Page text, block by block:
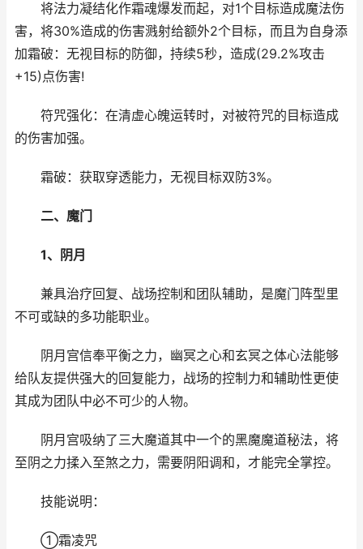
将法力凝结化作霜魂爆发而起，对1个目标造成魔法伤
害，将30%造成的伤害溅射给额外2个目标，而且为自身添
加霜破：无视目标的防御，持续5秒，造成(29.2%攻击
+15)点伤害!
符咒强化：在清虚心魄运转时，对被符咒的目标造成
的伤害加强。
霜破：获取穿透能力，无视目标双防3%。
二、魔门
1、阴月
兼具治疗回复、战场控制和团队辅助，是魔门阵型里
不可或缺的多功能职业。
阴月宫信奉平衡之力，幽冥之心和玄冥之体心法能够
给队友提供强大的回复能力，战场的控制力和辅助性更使
其成为团队中必不可少的人物。
阴月宫吸纳了三大魔道其中一个的黑魔魔道秘法，将
至阴之力揉入至煞之力，需要阴阳调和，才能完全掌控。
技能说明：
①霜凌咒